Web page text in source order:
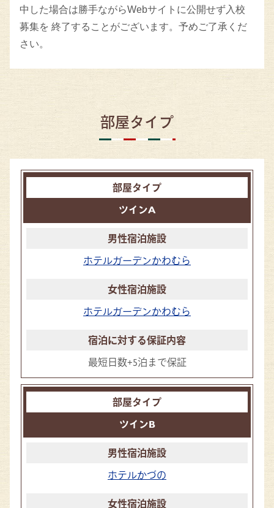
中した場合は勝手ながらWebサイトに公開せず入校
募集を 終了することがございます。予めご了承くだ
さい。
部屋タイプ
ツインA
ホテルガーデンかわむら
ホテルガーデンかわむら
最短日数+5泊まで保証
ツインB
ホテルかづの